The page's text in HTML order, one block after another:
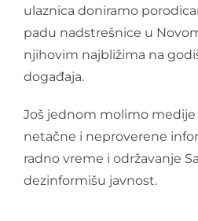
ulaznica doniramo
padu nadstrešnice u
njihovim najbližima na
događaja.
Još jednom molimo medije
netačne i neproverene
radno vreme i održavanje
dezinformišu javnost.